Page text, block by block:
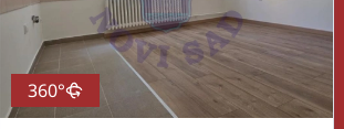
360°